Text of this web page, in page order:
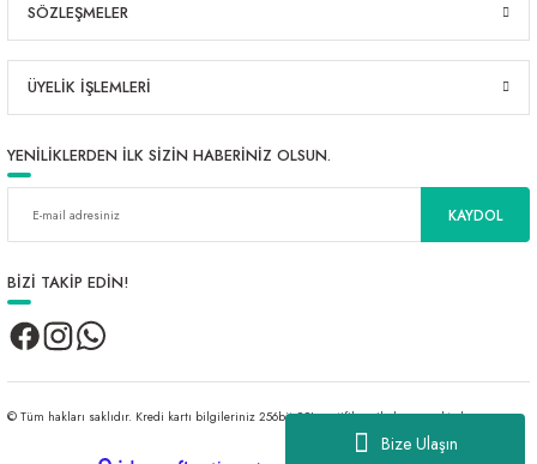
Bize Ulaşın
SÖZLEŞMELER
ÜYELİK İŞLEMLERİ
YENİLİKLERDEN İLK SİZİN HABERİNİZ OLSUN.
KAYDOL
BİZİ TAKİP EDİN!
© Tüm hakları saklıdır. Kredi kartı bilgileriniz 256bit SSL sertifikası ile korunmaktadır.